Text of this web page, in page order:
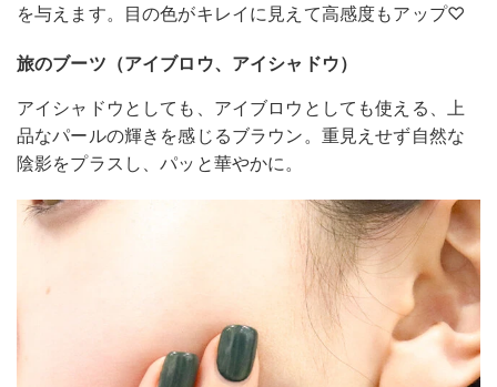
を与えます。目の色がキレイに見えて高感度もアップ♡
旅のブーツ（アイブロウ、アイシャドウ）
アイシャドウとしても、アイブロウとしても使える、上
品なパールの輝きを感じるブラウン。重見えせず自然な
陰影をプラスし、パッと華やかに。